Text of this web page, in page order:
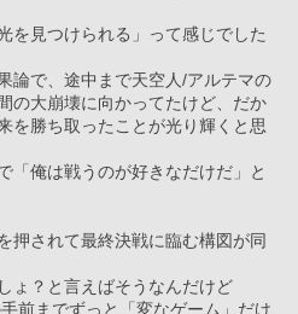
を見つけられる」って感じでした
論で、途中まで天空人/アルテマの
の大崩壊に向かってたけど、だか
を勝ち取ったことが光り輝くと思
「俺は戦うのが好きなだけだ」と
押されて最終決戦に臨む構図が同
ょ？と言えばそうなんだけど
前までずっと「変なゲーム」だけ